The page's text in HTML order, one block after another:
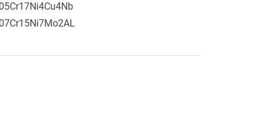
05Cr17Ni4Cu4Nb
07Cr15Ni7Mo2AL